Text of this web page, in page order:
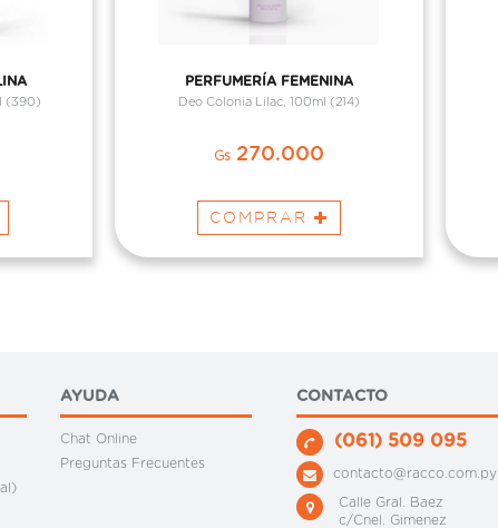
(390)
PERFUMERÍA FEMENINA
Deo Colonia Lilac, 100ml (214)
Gs270.000
COMPRAR
AYUDA
Chat Online
Preguntas Frecuentes
CONTACTO
(061) 509 095
contacto@racco.com.py
Calle Gral. Baez
c/Cnel. Gimenez